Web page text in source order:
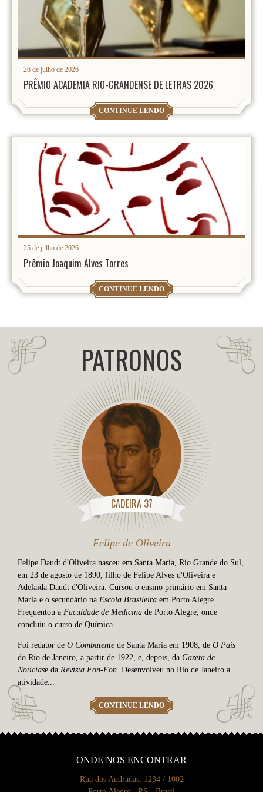
26 de julho de 2026
PRÊMIO ACADEMIA RIO-GRANDENSE DE LETRAS 2026
CONTINUE LENDO
25 de julho de 2026
Prêmio Joaquim Alves Torres
CONTINUE LENDO
PATRONOS
CADEIRA 37
Felipe de Oliveira
Felipe Daudt d'Oliveira nasceu em Santa Maria, Rio Grande do Sul,
em 23 de agosto de 1890, filho de Felipe Alves d'Oliveira e
Adelaida Daudt d'Oliveira. Cursou o ensino primário em Santa
Maria e o secundário na Escola Brasileira em Porto Alegre.
Frequentou a Faculdade de Medicina de Porto Alegre, onde
concluiu o curso de Química.
Foi redator de O Combatente de Santa Maria em 1908, de O País
do Rio de Janeiro, a partir de 1922, e, depois, da Gazeta de
Notíciase da Revista Fon-Fon. Desenvolveu no Rio de Janeiro a
atividade...
CONTINUE LENDO
ONDE NOS ENCONTRAR
Rua dos Andradas, 1234 / 1002